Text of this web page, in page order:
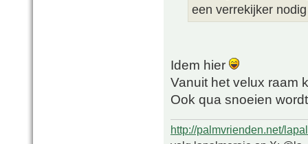
een verrekijker
Idem hier
Vanuit het velux raam
Ook qua snoeien
http://palmvrienden.net/